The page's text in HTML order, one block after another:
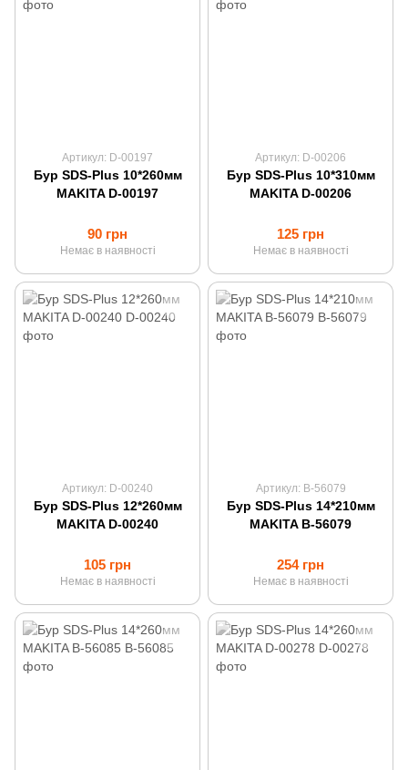
Артикул: D-00197
Бур SDS-Plus 10*260мм
MAKITA D-00197
90 грн
Немає в наявності
Артикул: D-00206
Бур SDS-Plus 10*310мм
MAKITA D-00206
125 грн
Немає в наявності
Артикул: D-00240
Бур SDS-Plus 12*260мм
MAKITA D-00240
105 грн
Немає в наявності
Артикул: B-56079
Бур SDS-Plus 14*210мм
MAKITA B-56079
254 грн
Немає в наявності